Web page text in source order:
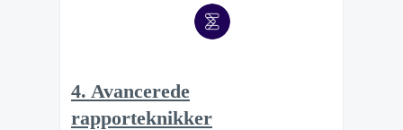
4. Avancerede
rapporteknikker